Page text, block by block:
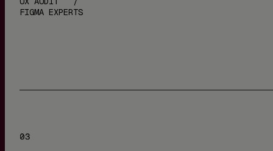
FIGMA EXPERTS